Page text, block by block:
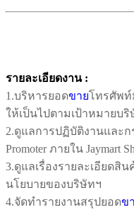
รายละเอียดงาน :
1.บริหารยอดขายโทรศัพท์
ให้เป็นไปตามเป้าหมายบริ
2.ดูแลการปฏิบัติงานและ
Promoter ภายใน Jaymart
3.ดูแลเรื่องรายละเอียดสิน
นโยบายของบริษัทฯ
4.จัดทำรายงานสรุปยอดข